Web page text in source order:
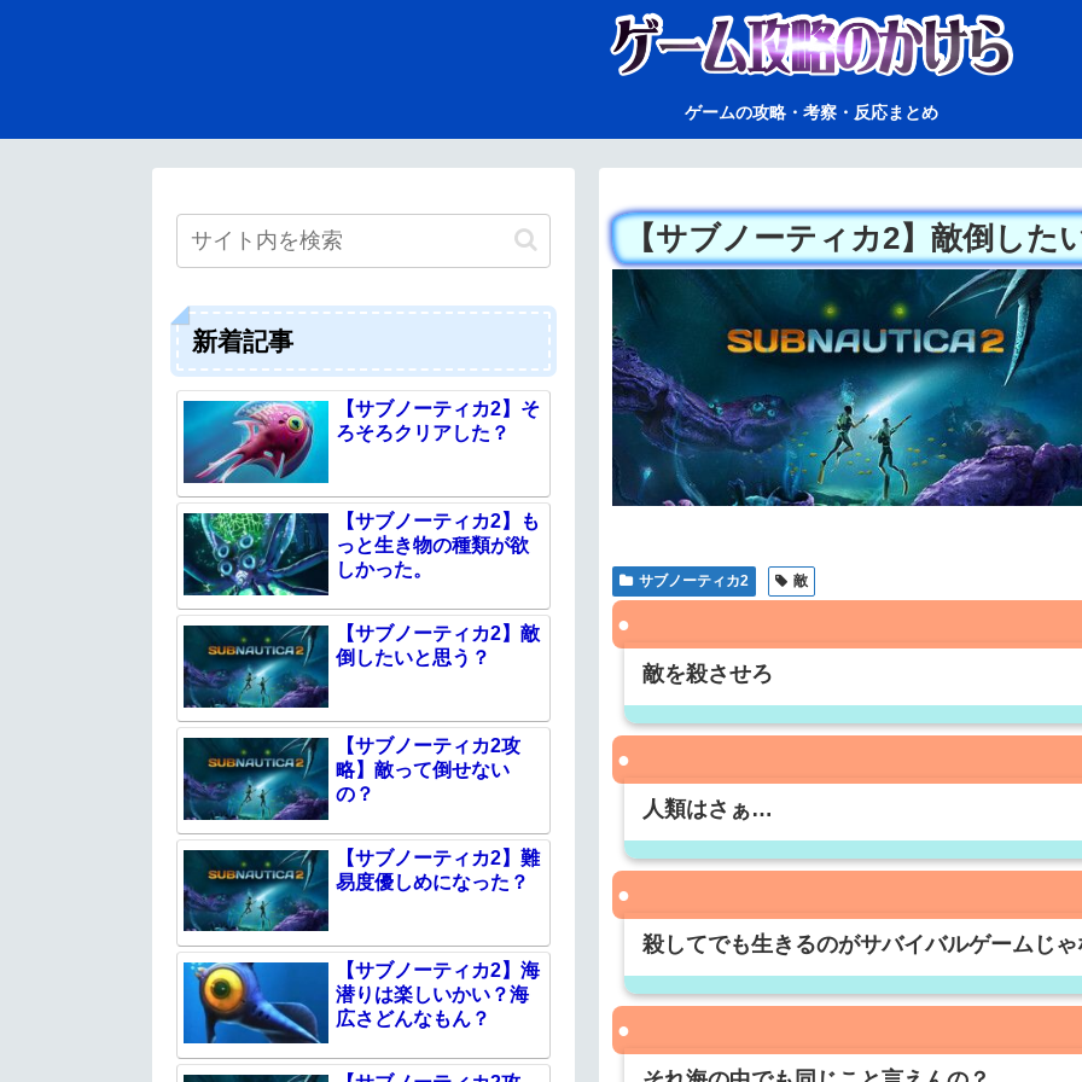
ゲームの攻略・考察・反応まとめ
【サブノーティカ2】敵倒した
サブノーティカ2 敵
敵を殺させろ
人類はさぁ…
殺してでも生きるのがサバイバルゲームじ
新着記事
【サブノーティカ2】そ
ろそろクリアした？
【サブノーティカ2】も
っと生き物の種類が欲
しかった。
【サブノーティカ2】敵
倒したいと思う？
【サブノーティカ2攻
略】敵って倒せない
の？
【サブノーティカ2】難
易度優しめになった？
【サブノーティカ2】海
潜りは楽しいかい？海
広さどんなもん？